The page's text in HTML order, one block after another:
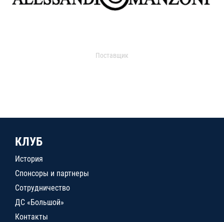
Поставщик
КЛУБ
История
Спонсоры и партнеры
Сотрудничество
ДС «Большой»
Контакты